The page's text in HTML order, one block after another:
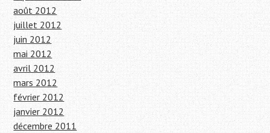
août 2012
juillet 2012
juin 2012
mai 2012
avril 2012
mars 2012
février 2012
janvier 2012
décembre 2011